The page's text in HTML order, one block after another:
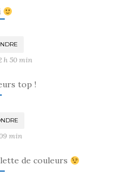
h 50 min
top !
min
de couleurs